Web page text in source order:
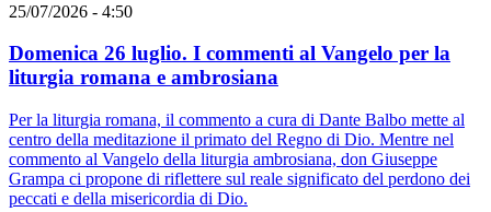
25/07/2026 - 4:50
Domenica 26 luglio. I commenti al Vangelo per la
liturgia romana e ambrosiana
Per la liturgia romana, il commento a cura di Dante Balbo mette al
centro della meditazione il primato del Regno di Dio. Mentre nel
commento al Vangelo della liturgia ambrosiana, don Giuseppe
Grampa ci propone di riflettere sul reale significato del perdono dei
peccati e della misericordia di Dio.